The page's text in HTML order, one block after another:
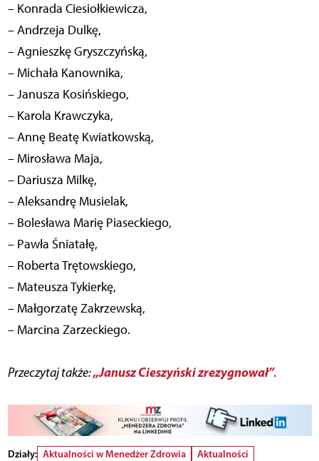
– Konrada Ciesiołkiewicza,
– Andrzeja Dulkę,
– Agnieszkę Gryszczyńską,
– Michała Kanownika,
– Janusza Kosińskiego,
– Karola Krawczyka,
– Annę Beatę Kwiatkowską,
– Mirosława Maja,
– Dariusza Milkę,
– Aleksandrę Musielak,
– Bolesława Marię Piaseckiego,
– Pawła Śniatałę,
– Roberta Trętowskiego,
– Mateusza Tykierkę,
– Małgorzatę Zakrzewską,
– Marcina Zarzeckiego.
Przeczytaj także:„Janusz Cieszyński zrezygnował”.
Działy: Aktualności w Menedżer Zdrowia
Aktualności